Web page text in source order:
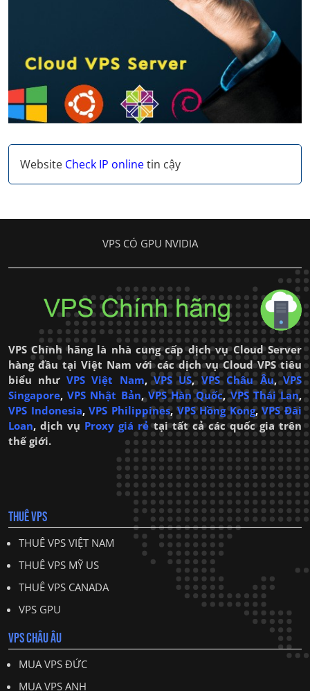
Website Check IP onlinetin cậy
VPS CÓ GPU NVIDIA
VPS Chính hãng là nhà cung cấp dịch vụ Cloud Server
hàng đầu tại Việt Nam với các dịch vụ Cloud VPS tiêu
biểu như VPS Việt Nam,VPS US,VPS Châu Âu,VPS
Singapore, VPS Nhật Bản,VPS Hàn Quốc,VPS Thái Lan,
VPS Indonesia,VPS Philippines,VPS Hồng Kong,VPS Đài
Loan, dịch vụ Proxy giá rẻtại tất cả các quốc gia trên
thế giới.
THUÊ VPS
THUÊ VPS VIỆT NAM
THUÊ VPS MỸ US
THUÊ VPS CANADA
VPS GPU
VPS CHÂU ÂU
MUA VPS ĐỨC
MUA VPS ANH